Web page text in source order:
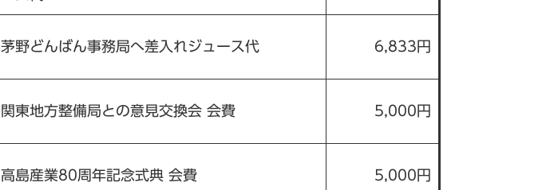
茅野どんばん事務局へ差入れジュース代 6,833円
関東地方整備局との意見交換会 会費 5,000円
高島産業80周年記念式典 会費 5,000円